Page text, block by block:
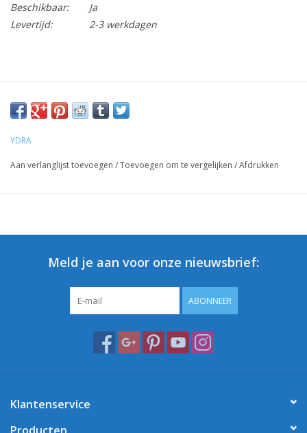
Beschikbaar:
Ja
Levertijd:
2-3 werkdagen
YDRA
Aan verlanglijst toevoegen /Toevoegen om te vergelijken /Afdrukken
Meld je aan voor onze nieuwsbrief:
ABONNEER
Klantenservice